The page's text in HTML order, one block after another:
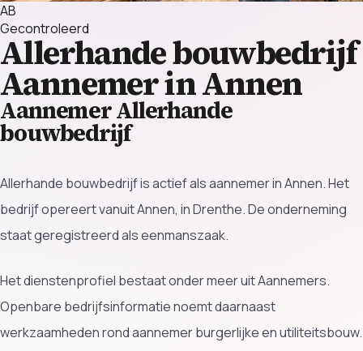
AB
Gecontroleerd
Allerhande bouwbedrijf
Aannemer in Annen
Aannemer Allerhande
bouwbedrijf
Allerhande bouwbedrijf is actief als aannemer in Annen. Het
bedrijf opereert vanuit Annen, in Drenthe. De onderneming
staat geregistreerd als eenmanszaak.
Het dienstenprofiel bestaat onder meer uit Aannemers.
Openbare bedrijfsinformatie noemt daarnaast
werkzaamheden rond aannemer burgerlijke en utiliteitsbouw.